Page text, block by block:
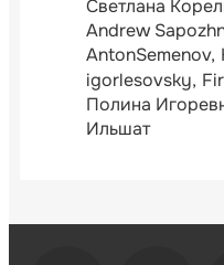
Светлана
Andrew
AntonSemenov
igorlesovsky
Полина
Ильшат